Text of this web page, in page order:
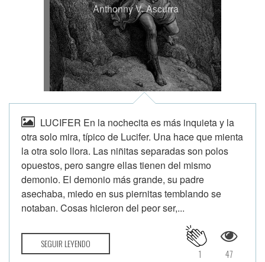
Anthonny V. Ascurra
LUCIFER En la nochecita es más inquieta y la
otra solo mira, típico de Lucifer. Una hace que mienta
la otra solo llora. Las niñitas separadas son polos
opuestos, pero sangre ellas tienen del mismo
demonio. El demonio más grande, su padre
asechaba, miedo en sus piernitas temblando se
notaban. Cosas hicieron del peor ser,...
SEGUIR LEYENDO
47
1